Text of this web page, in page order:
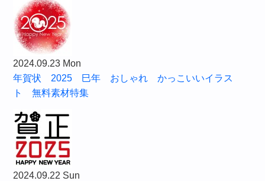
2024.09.23 Mon
年賀状 2025 巳年 おしゃれ かっこいいイラス
ト 無料素材特集
2024.09.22 Sun